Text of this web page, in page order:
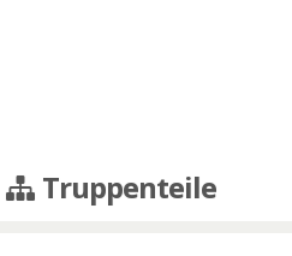
Truppenteile